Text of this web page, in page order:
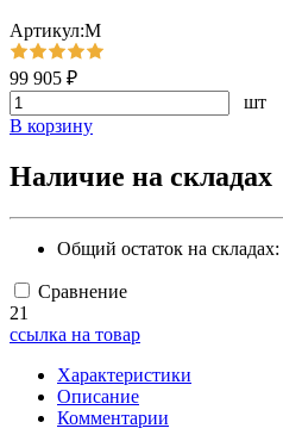
Артикул:М
99 905 ₽
шт
В корзину
Наличие на складах
Общий остаток на складах:
Сравнение
21
ссылка на товар
Характеристики
Описание
Комментарии